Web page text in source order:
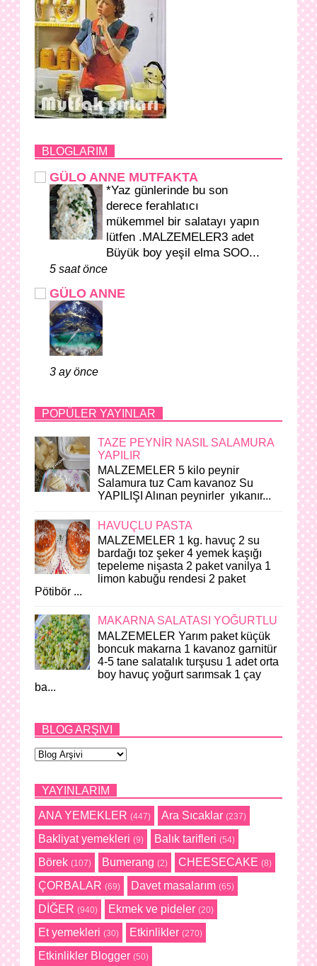
BLOGLARIM
GÜLO ANNE MUTFAKTA
*Yaz günlerinde bu son
derece ferahlatıcı
mükemmel bir salatayı yapın
lütfen .MALZEMELER3 adet
Büyük boy yeşil elma SOO...
5 saat önce
GÜLO ANNE
3 ay önce
POPÜLER YAYINLAR
TAZE PEYNİR NASIL SALAMURA
YAPILIR
MALZEMELER 5 kilo peynir
Salamura tuz Cam kavanoz Su
YAPILIŞI Alınan peynirler yıkanır...
HAVUÇLU PASTA
MALZEMELER 1 kg. havuç 2 su
bardağı toz şeker 4 yemek kaşığı
tepeleme nişasta 2 paket vanilya 1
limon kabuğu rendesi 2 paket
Pötibör ...
MAKARNA SALATASI YOĞURTLU
MALZEMELER Yarım paket küçük
boncuk makarna 1 kavanoz garnitür
4-5 tane salatalık turşusu 1 adet orta
boy havuç yoğurt sarımsak 1 çay
ba...
BLOG ARŞIVI
YAYINLARIM
ANA YEMEKLER (447) Ara Sıcaklar (237)
Bakliyat yemekleri (9) Balık tarifleri (54)
Börek (107) Bumerang (2) CHEESECAKE (8)
ÇORBALAR (69) Davet masalarım (65)
DİĞER (940) Ekmek ve pideler (20)
Et yemekleri (30) Etkinlikler (270)
Etkinlikler Blogger (50)